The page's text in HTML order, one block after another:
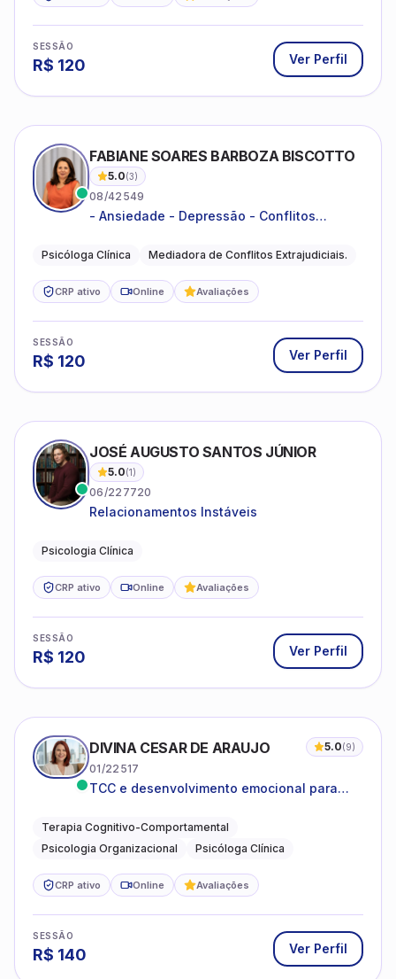
SESSÃO
R$ 120 Ver Perfil
FABIANE SOARES BARBOZA BISCOTTO
5.0(3)
08/42549
- Ansiedade - Depressão - Conflitos
relacionamentos - Autoestima -
Psicóloga Clínica Mediadora de Conflitos Extrajudiciais.
CRP ativo Online Avaliações
SESSÃO
R$ 120 Ver Perfil
JOSÉ AUGUSTO SANTOS JÚNIOR
5.0(1)
06/227720
Relacionamentos Instáveis
Psicologia Clínica
CRP ativo Online Avaliações
SESSÃO
R$ 120 Ver Perfil
DIVINA CESAR DE ARAUJO 5.0(9)
01/22517
TCC e desenvolvimento emocional para
Terapia Cognitivo-Comportamental
Psicologia Organizacional
Psicóloga Clínica
CRP ativo Online Avaliações
SESSÃO
R$ 140 Ver Perfil